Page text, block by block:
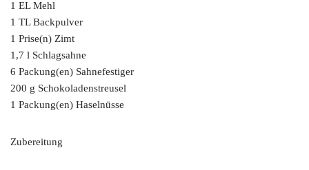
1 EL Mehl
1 TL Backpulver
1 Prise(n) Zimt
1,7 l Schlagsahne
6 Packung(en) Sahnefestiger
200 g Schokoladenstreusel
1 Packung(en) Haselnüsse
Zubereitung